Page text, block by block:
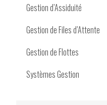
Gestion d’Assiduité
Gestion de Files d’Attente
Gestion de Flottes
Systèmes Gestion